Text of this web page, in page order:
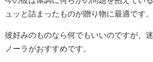
ュッと詰まったものが贈り物に最適です。
彼好みのものなら何でもいいのですが、
ノーラがおすすめです。